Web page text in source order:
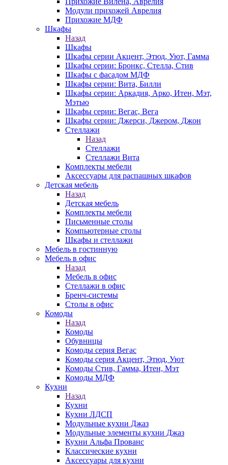
Модули прихожей Аврелия
Прихожие МДФ
Шкафы
Назад
Шкафы
Шкафы серии Акцент, Этюд, Уют, Гамма
Шкафы серии: Бронкс, Стелла, Стив
Шкафы с фасадом МДФ
Шкафы серии: Вита, Билли
Шкафы серии: Аркадия, Арко, Итен, Мэт,
Мэтью
Шкафы серии: Вегас, Вега
Шкафы серии: Джерси, Джером, Джон
Стеллажи
Назад
Стеллажи
Стеллажи Вита
Комплекты мебели
Аксессуары для распашных шкафов
Детская мебель
Назад
Детская мебель
Комплекты мебели
Письменные столы
Компьютерные столы
Шкафы и стеллажи
Мебель в гостинную
Мебель в офис
Назад
Мебель в офис
Стеллажи в офис
Бренч-системы
Столы в офис
Комоды
Назад
Комоды
Обувницы
Комоды серия Вегас
Комоды серия Акцент, Этюд, Уют
Комоды Стив, Гамма, Итен, Мэт
Комоды МДФ
Кухни
Назад
Кухни
Кухни ЛДСП
Модульные кухни Джаз
Модульные элементы кухни Джаз
Кухни Альфа Прованс
Классические кухни
Аксессуары для кухни